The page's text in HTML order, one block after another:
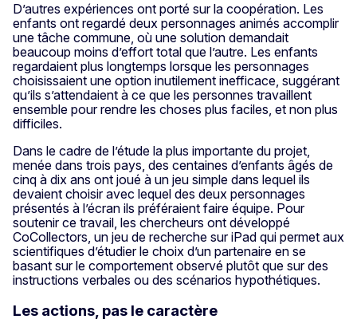
D’autres expériences ont porté sur la coopération. Les
enfants ont regardé deux personnages animés accomplir
une tâche commune, où une solution demandait
beaucoup moins d’effort total que l’autre. Les enfants
regardaient plus longtemps lorsque les personnages
choisissaient une option inutilement inefficace, suggérant
qu’ils s’attendaient à ce que les personnes travaillent
ensemble pour rendre les choses plus faciles, et non plus
difficiles.
Dans le cadre de l’étude la plus importante du projet,
menée dans trois pays, des centaines d’enfants âgés de
cinq à dix ans ont joué à un jeu simple dans lequel ils
devaient choisir avec lequel des deux personnages
présentés à l’écran ils préféraient faire équipe. Pour
soutenir ce travail, les chercheurs ont développé
CoCollectors, un jeu de recherche sur iPad qui permet aux
scientifiques d’étudier le choix d’un partenaire en se
basant sur le comportement observé plutôt que sur des
instructions verbales ou des scénarios hypothétiques.
Les actions, pas le caractère